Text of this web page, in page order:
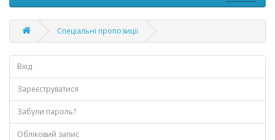
Спеціальні пропозиції
Вхід
Зареєструватися
Забули пароль?
Обліковий запис